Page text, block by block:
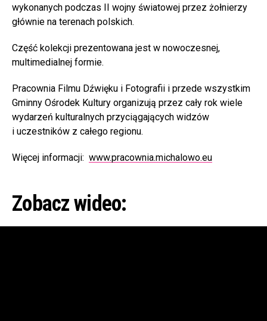
wykonanych podczas II wojny światowej przez żołnierzy
głównie na terenach polskich.
Część kolekcji prezentowana jest w nowoczesnej,
multimedialnej formie.
Pracownia Filmu Dźwięku i Fotografii i przede wszystkim
Gminny Ośrodek Kultury organizują przez cały rok wiele
wydarzeń kulturalnych przyciągających widzów
i uczestników z całego regionu.
Więcej informacji: www.pracownia.michalowo.eu
Zobacz wideo: